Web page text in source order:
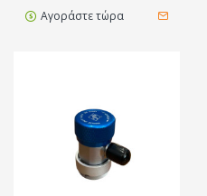
Αγοράστε τώρα